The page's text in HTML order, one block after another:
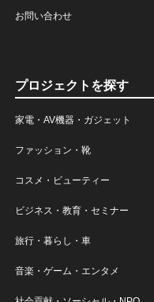
お問い合わせ
プロジェクトを探す
家電・AV機器・ガジェット
ファッション・靴
コスメ・ビューティー
ビジネス・教育・セミナー
旅行・暮らし・車
音楽・ゲーム・エンタメ